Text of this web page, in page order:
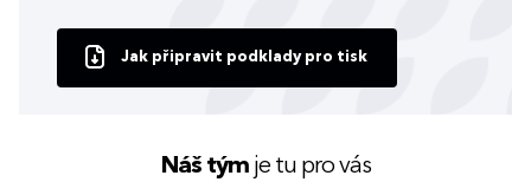
Jak připravit podklady pro tisk
Náš týmje tu pro vás